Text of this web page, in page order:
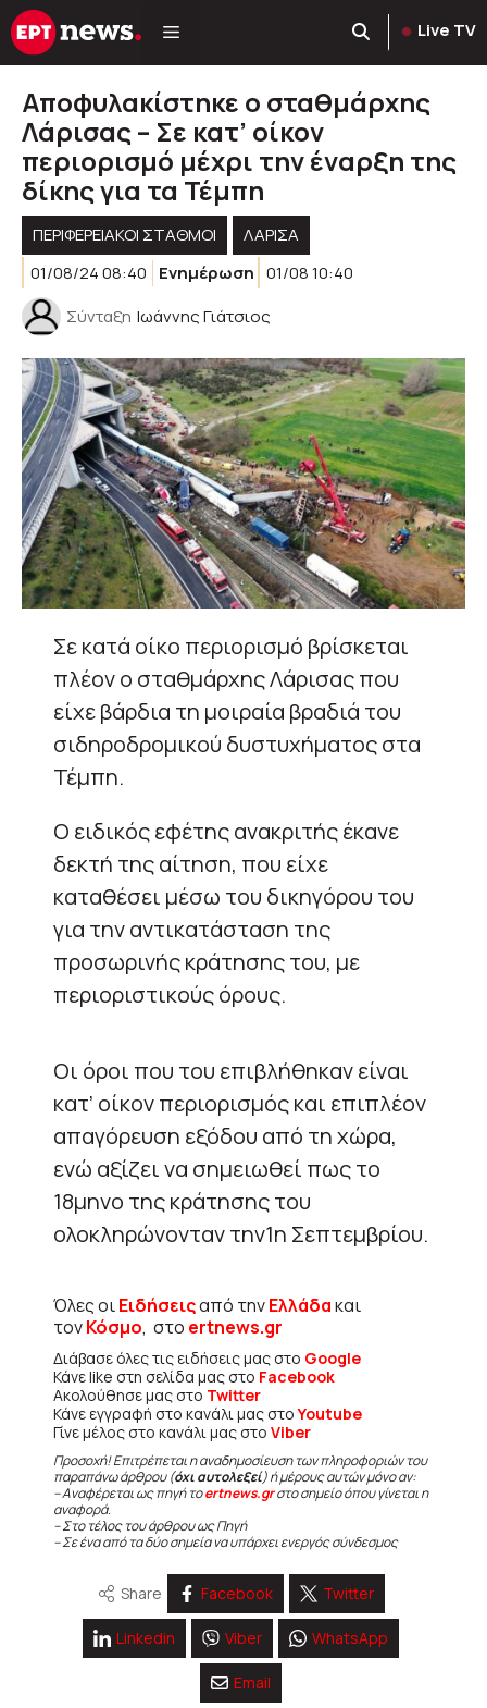
Μετάβαση
σε
Live TV
Αποφυλακίστηκε ο σταθμάρχης
Λάρισας – Σε κατ’ οίκον
περιορισμό μέχρι την έναρξη της
δίκης για τα Τέμπη
ΠΕΡΙΦΕΡΕΙΑΚΟΊ ΣΤΑΘΜΟΊ
ΛΑΡΙΣΑ
01/08/24 08:40
Ενημέρωση 01/08 10:40
Σύνταξη Ιωάννης Γιάτσιος
Σε κατά οίκο περιορισμό βρίσκεται
πλέον ο σταθμάρχης Λάρισας που
είχε βάρδια τη μοιραία βραδιά του
σιδηροδρομικού δυστυχήματος στα
Τέμπη.
Ο ειδικός εφέτης ανακριτής έκανε
δεκτή της αίτηση, που είχε
καταθέσει μέσω του δικηγόρου του
για την αντικατάσταση της
προσωρινής κράτησης του, με
περιοριστικούς όρους.
Οι όροι που του επιβλήθηκαν είναι
κατ’ οίκον περιορισμός και επιπλέον
απαγόρευση εξόδου από τη χώρα,
ενώ αξίζει να σημειωθεί πως το
18μηνο της κράτησης του
ολοκληρώνονταν την1η Σεπτεμβρίου.
Όλες οιΕιδήσειςαπό τηνΕλλάδακαι
τονΚόσμο, στο ertnews.gr
Διάβασε όλες τις ειδήσεις μας στο Google
Κάνε like στη σελίδα μας στο Facebook
Ακολούθησε μας στο Twitter
Κάνε εγγραφή στο κανάλι μας στοYoutube
Γίνε μέλος στο κανάλι μας στο Viber
Προσοχή! Επιτρέπεται η αναδημοσίευση των πληροφοριών του
παραπάνω άρθρου (όχι αυτολεξεί) ή μέρους αυτών μόνο αν:
– Αναφέρεται ως πηγή τοertnews.grστο σημείο όπου γίνεται η
αναφορά.
– Στο τέλος του άρθρου ως Πηγή
– Σε ένα από τα δύο σημεία να υπάρχει ενεργός σύνδεσμος
Share Facebook Twitter
Linkedin Viber WhatsApp
Email